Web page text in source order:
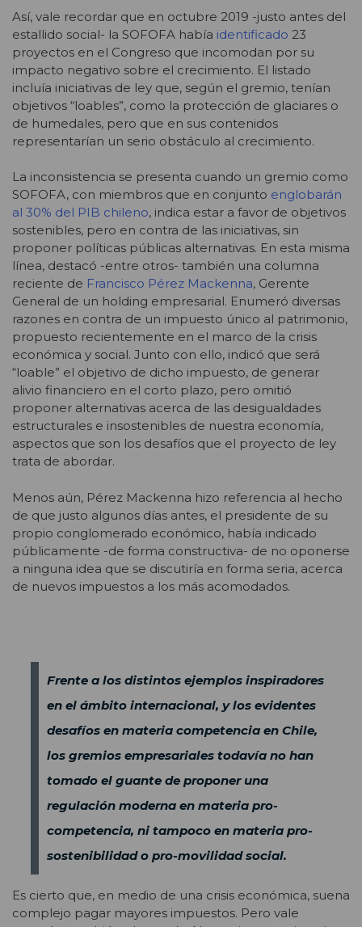
Así, vale recordar que en octubre 2019 -justo antes del
estallido social- la SOFOFA había identificado 23
proyectos en el Congreso que incomodan por su
impacto negativo sobre el crecimiento. El listado
incluía iniciativas de ley que, según el gremio, tenían
objetivos “loables”, como la protección de glaciares o
de humedales, pero que en sus contenidos
representarían un serio obstáculo al crecimiento.
La inconsistencia se presenta cuando un gremio como
SOFOFA, con miembros que en conjunto englobarán
al 30% del PIB chileno, indica estar a favor de objetivos
sostenibles, pero en contra de las iniciativas, sin
proponer políticas públicas alternativas. En esta misma
línea, destacó -entre otros- también una columna
reciente de Francisco Pérez Mackenna, Gerente
General de un holding empresarial. Enumeró diversas
razones en contra de un impuesto único al patrimonio,
propuesto recientemente en el marco de la crisis
económica y social. Junto con ello, indicó que será
“loable” el objetivo de dicho impuesto, de generar
alivio financiero en el corto plazo, pero omitió
proponer alternativas acerca de las desigualdades
estructurales e insostenibles de nuestra economía,
aspectos que son los desafíos que el proyecto de ley
trata de abordar.
Menos aún, Pérez Mackenna hizo referencia al hecho
de que justo algunos días antes, el presidente de su
propio conglomerado económico, había indicado
públicamente -de forma constructiva- de no oponerse
a ninguna idea que se discutiría en forma seria, acerca
de nuevos impuestos a los más acomodados.
Frente a los distintos ejemplos inspiradores
en el ámbito internacional, y los evidentes
desafíos en materia competencia en Chile,
los gremios empresariales todavía no han
tomado el guante de proponer una
regulación moderna en materia pro-
competencia, ni tampoco en materia pro-
sostenibilidad o pro-movilidad social.
Es cierto que, en medio de una crisis económica, suena
complejo pagar mayores impuestos. Pero vale